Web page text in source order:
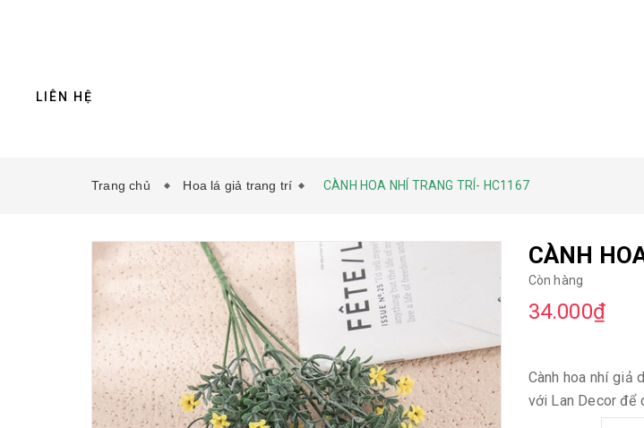
LIÊN HỆ
Trang chủ Hoa lá giả trang trí CÀNH HOA NHÍ TRANG TRÍ- HC1167
CÀNH
Còn hàng
34.000₫
Cành hoa nhí giả
với Lan Decor để